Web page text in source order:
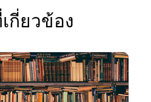
กี่ยวข้อง